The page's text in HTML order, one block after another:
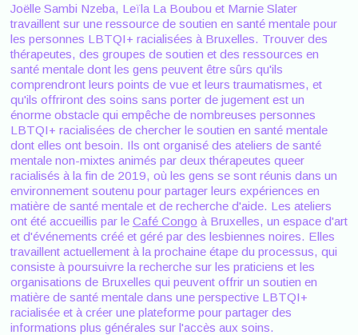
Joëlle Sambi Nzeba, Leïla La Boubou et Marnie Slater
travaillent sur une ressource de soutien en santé mentale pour
les personnes LBTQI+ racialisées à Bruxelles. Trouver des
thérapeutes, des groupes de soutien et des ressources en
santé mentale dont les gens peuvent être sûrs qu'ils
comprendront leurs points de vue et leurs traumatismes, et
qu'ils offriront des soins sans porter de jugement est un
énorme obstacle qui empêche de nombreuses personnes
LBTQI+ racialisées de chercher le soutien en santé mentale
dont elles ont besoin. Ils ont organisé des ateliers de santé
mentale non-mixtes animés par deux thérapeutes queer
racialisés à la fin de 2019, où les gens se sont réunis dans un
environnement soutenu pour partager leurs expériences en
matière de santé mentale et de recherche d'aide. Les ateliers
ont été accueillis par le Café Congo à Bruxelles, un espace d'art
et d'événements créé et géré par des lesbiennes noires. Elles
travaillent actuellement à la prochaine étape du processus, qui
consiste à poursuivre la recherche sur les praticiens et les
organisations de Bruxelles qui peuvent offrir un soutien en
matière de santé mentale dans une perspective LBTQI+
racialisée et à créer une plateforme pour partager des
informations plus générales sur l'accès aux soins.